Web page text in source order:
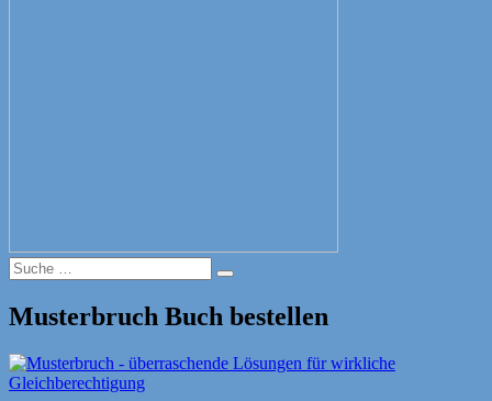
Suche
nach:
Suche
Musterbruch Buch bestellen